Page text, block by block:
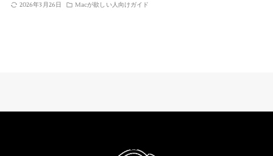
2026年3月26日 Macが欲しい人向けガイド